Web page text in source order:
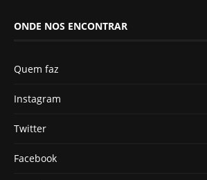
ONDE NOS ENCONTRAR
Quem faz
Instagram
Twitter
Facebook